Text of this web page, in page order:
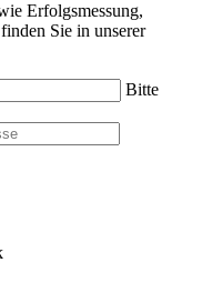
Erfolgsmessung,
Sie in unserer
Bitte